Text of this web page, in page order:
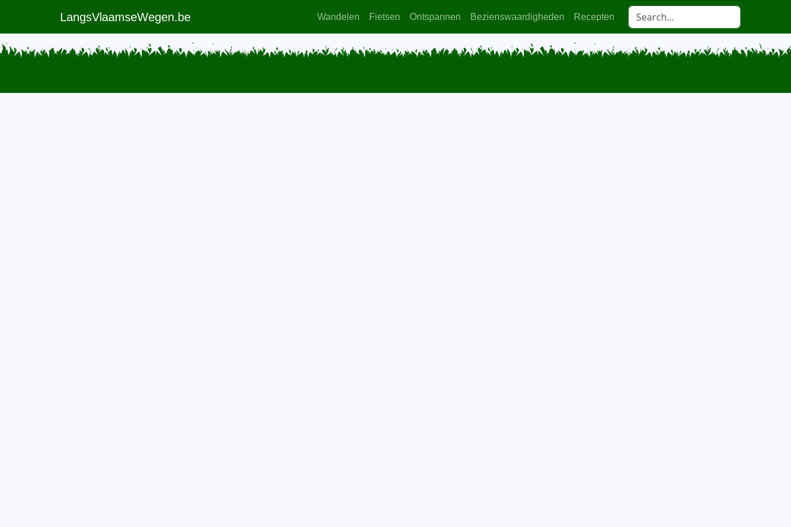
LangsVlaamseWegen.be Wandelen Fietsen Ontspannen Bezienswaardigheden Recepten